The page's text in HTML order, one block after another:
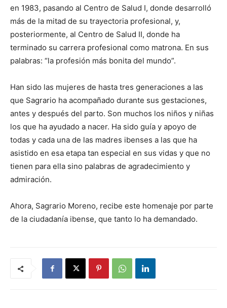
en 1983, pasando al Centro de Salud I, donde desarrolló
más de la mitad de su trayectoria profesional, y,
posteriormente, al Centro de Salud II, donde ha
terminado su carrera profesional como matrona. En sus
palabras: “la profesión más bonita del mundo”.
Han sido las mujeres de hasta tres generaciones a las
que Sagrario ha acompañado durante sus gestaciones,
antes y después del parto. Son muchos los niños y niñas
los que ha ayudado a nacer. Ha sido guía y apoyo de
todas y cada una de las madres ibenses a las que ha
asistido en esa etapa tan especial en sus vidas y que no
tienen para ella sino palabras de agradecimiento y
admiración.
Ahora, Sagrario Moreno, recibe este homenaje por parte
de la ciudadanía ibense, que tanto lo ha demandado.